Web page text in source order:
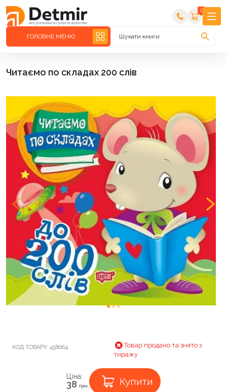
0
ГОЛОВНЕ МЕНЮ Шукати книги
Читаємо по складах 200 слів
КОД ТОВАРУ: 458064
Товар продано та знято з
тиражу
Ціна:
38 грн. Купити